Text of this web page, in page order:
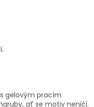
gelovým pracím
ať se motiv neničí.